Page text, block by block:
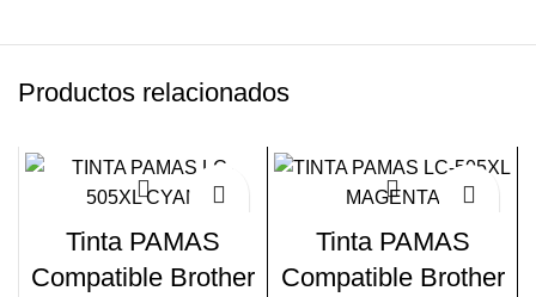
Productos relacionados
Tinta PAMAS
Compatible Brother
Tinta PAMAS
Compatible Brother